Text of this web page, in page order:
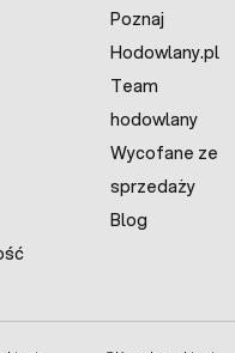
Poznaj
Hodowlany.pl
Team
hodowlany
Wycofane ze
sprzedaży
Blog